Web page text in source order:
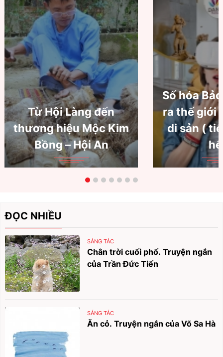
Từ Hội Làng đến
thương hiệu Mộc Kim
Bồng – Hội An
Số hóa
ra thế giới
di sản (
ĐỌC NHIỀU
SÁNG TÁC
Chân trời cuối phố. Truyện ngắn
của Trần Đức Tiến
SÁNG TÁC
Ăn cỏ. Truyện ngắn của Võ Sa Hà